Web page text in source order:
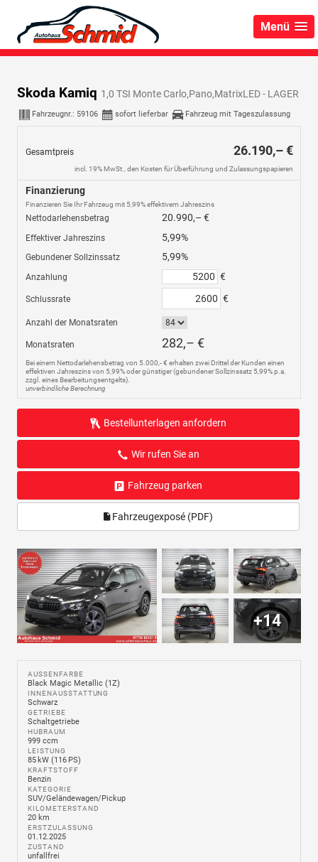
Menü
Skoda Kamiq 1,0 TSI Monte Carlo,Pano,MatrixLED - LAGER
Fahrzeugnr.: 59106 sofort lieferbar Fahrzeug mit Tageszulassung
Gesamtpreis 26.190,– €
incl. 19% MwSt., den Kosten für Überführung und Zulassungspapieren
Finanzierung
Finanzieren Sie Ihr Fahrzeug mit 5,99% effektivem Jahreszins
Nettodarlehensbetrag 20.990,– €
Effektiver Jahreszins 5,99%
Gebundener Sollzinssatz 5,99%
Anzahlung €
Schlussrate €
Anzahl der Monatsraten
Monatsraten 282,– €
Bei einem Nettodarlehensbetrag von 5.000,- € erhalten zwei Drittel der Kunden einen
effektiven Jahreszins von 5,99% oder günstiger (gebundener Sollzinssatz 5,99% p.a.
zzgl. eines Bearbeitungsentgelts).
unverbindliche Berechnung
Bestellunterlagen anfordern
Wir rufen Sie an
Fahrzeug parken
Fahrzeugexposé (PDF)
+14
AUSSENFARBE
Black Magic Metallic (1Z)
INNENAUSSTATTUNG
Schwarz
GETRIEBE
Schaltgetriebe
HUBRAUM
999 ccm
LEISTUNG
85 kW (116 PS)
KRAFTSTOFF
Benzin
KATEGORIE
SUV/Geländewagen/Pickup
KILOMETERSTAND
20 km
ERSTZULASSUNG
01.12.2025
ZUSTAND
unfallfrei